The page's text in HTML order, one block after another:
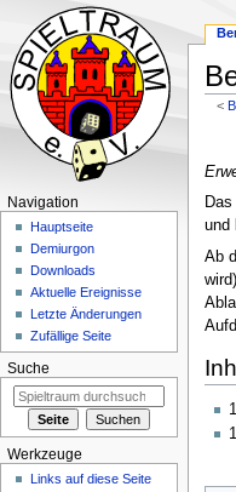
<
und
Ab
Navigation
Hauptseite
Demiurgon
Downloads
Aktuelle Ereignisse
Letzte Änderungen
Zufällige Seite
Suche
Werkzeuge
Links auf diese Seite